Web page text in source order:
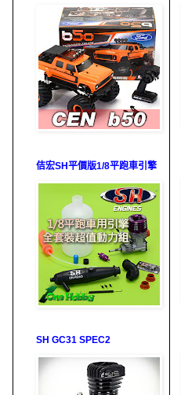
佶宏SH平價版1/8平跑車引擎
SH GC31 SPEC2